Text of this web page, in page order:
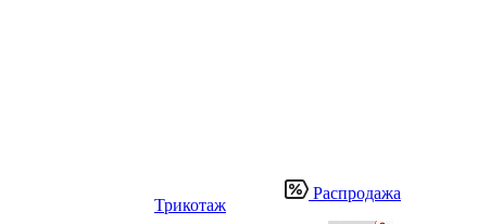
Трикотаж
Распродажа